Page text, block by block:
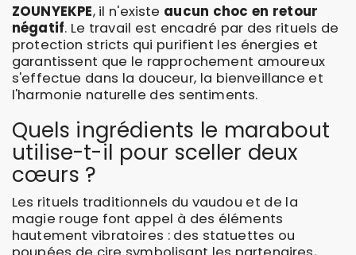
ZOUNYEKPE, il n'existe aucun choc en retour
négatif. Le travail est encadré par des rituels de
protection stricts qui purifient les énergies et
garantissent que le rapprochement amoureux
s'effectue dans la douceur, la bienveillance et
l'harmonie naturelle des sentiments.
Quels ingrédients le marabout
utilise-t-il pour sceller deux
cœurs ?
Les rituels traditionnels du vaudou et de la
magie rouge font appel à des éléments
hautement vibratoires : des statuettes ou